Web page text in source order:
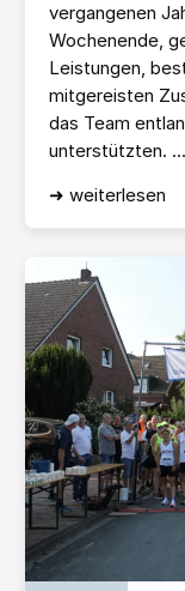
vergangenen
Wochenende,
Leistungen,
mitgereisten
das Team
unterstützten. ...
➜ weiterlesen